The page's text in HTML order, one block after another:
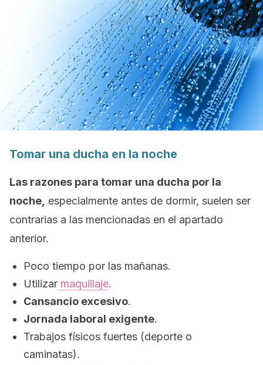
Tomar una ducha en la noche
Las razones para tomar una ducha por la
noche, especialmente antes de dormir, suelen ser
contrarias a las mencionadas en el apartado
anterior.
Poco tiempo por las mañanas.
Utilizar maquillaje.
Cansancio excesivo.
Jornada laboral exigente.
Trabajos físicos fuertes (deporte o
caminatas).